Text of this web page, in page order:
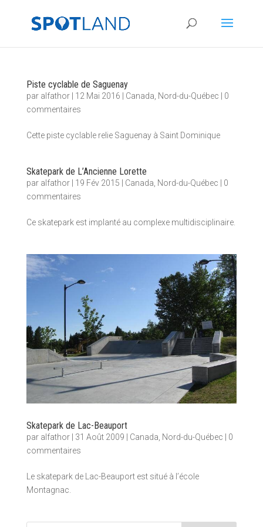
Piste cyclable de Saguenay
par alfathor| 12 Mai 2016 Canada Nord-du-Québec
0
commentaires
Cette piste cyclable relie Saguenay à Saint Dominique
Skatepark de L’Ancienne Lorette
par alfathor| 19 Fév 2015 Canada Nord-du-Québec
0
commentaires
Ce skatepark est implanté au complexe multidisciplinaire.
Skatepark de Lac-Beauport
par alfathor| 31 Août 2009 Canada Nord-du-Québec
0
commentaires
Le skatepark de Lac-Beauport est situé à l’école
Montagnac.